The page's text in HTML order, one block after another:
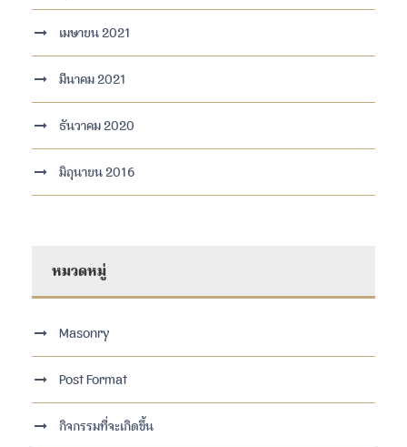
เมษายน 2021
มีนาคม 2021
ธันวาคม 2020
มิถุนายน 2016
หมวดหมู่
Masonry
Post Format
กิจกรรมที่จะเกิดขึ้น